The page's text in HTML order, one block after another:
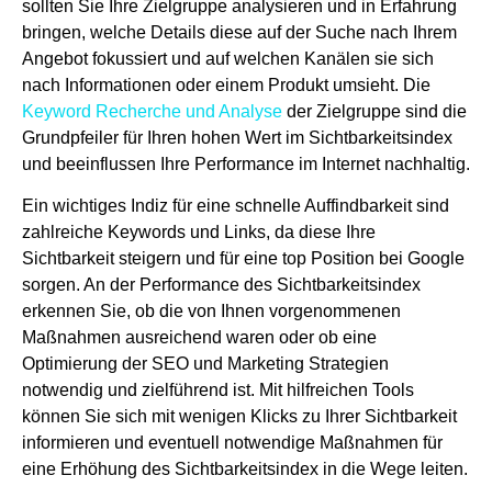
sollten Sie Ihre Zielgruppe analysieren und in Erfahrung
bringen, welche Details diese auf der Suche nach Ihrem
Angebot fokussiert und auf welchen Kanälen sie sich
nach Informationen oder einem Produkt umsieht. Die
Keyword Recherche und Analyse der Zielgruppe sind die
Grundpfeiler für Ihren hohen Wert im Sichtbarkeitsindex
und beeinflussen Ihre Performance im Internet nachhaltig.
Ein wichtiges Indiz für eine schnelle Auffindbarkeit sind
zahlreiche Keywords und Links, da diese Ihre
Sichtbarkeit steigern und für eine top Position bei Google
sorgen. An der Performance des Sichtbarkeitsindex
erkennen Sie, ob die von Ihnen vorgenommenen
Maßnahmen ausreichend waren oder ob eine
Optimierung der SEO und Marketing Strategien
notwendig und zielführend ist. Mit hilfreichen Tools
können Sie sich mit wenigen Klicks zu Ihrer Sichtbarkeit
informieren und eventuell notwendige Maßnahmen für
eine Erhöhung des Sichtbarkeitsindex in die Wege leiten.